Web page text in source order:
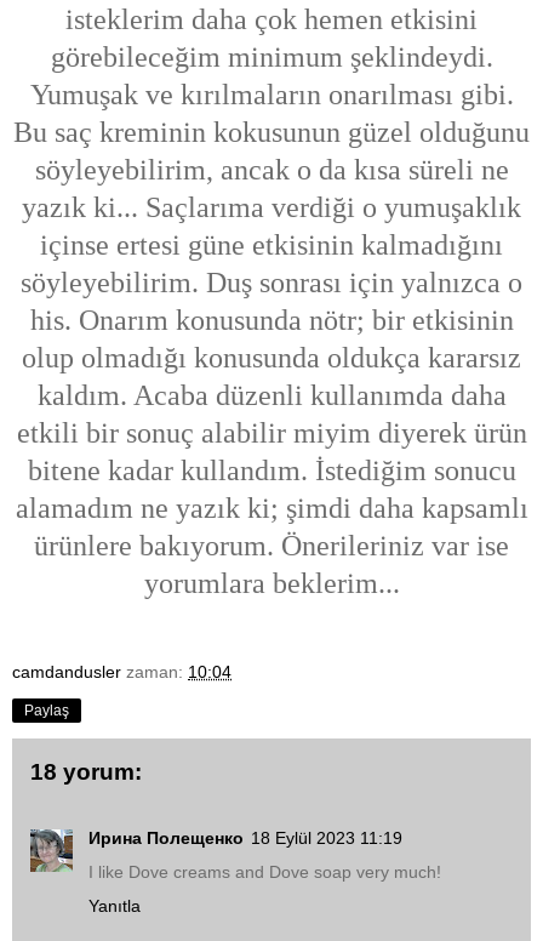
isteklerim daha çok hemen etkisini
görebileceğim minimum şeklindeydi.
Yumuşak ve kırılmaların onarılması gibi.
Bu saç kreminin kokusunun güzel olduğunu
söyleyebilirim, ancak o da kısa süreli ne
yazık ki... Saçlarıma verdiği o yumuşaklık
içinse ertesi güne etkisinin kalmadığını
söyleyebilirim. Duş sonrası için yalnızca o
his. Onarım konusunda nötr; bir etkisinin
olup olmadığı konusunda oldukça kararsız
kaldım. Acaba düzenli kullanımda daha
etkili bir sonuç alabilir miyim diyerek ürün
bitene kadar kullandım. İstediğim sonucu
alamadım ne yazık ki; şimdi daha kapsamlı
ürünlere bakıyorum. Önerileriniz var ise
yorumlara beklerim...
camdandusler zaman: 10:04
Paylaş
18 yorum:
Ирина Полещенко 18 Eylül 2023 11:19
I like Dove creams and Dove soap very much!
Yanıtla